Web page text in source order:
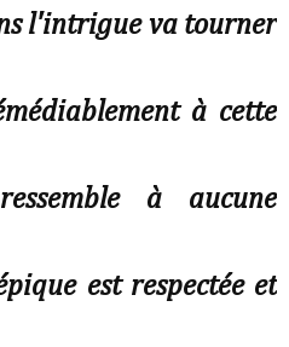
l'intrigue va tourner
à cette
à aucune
est respectée et